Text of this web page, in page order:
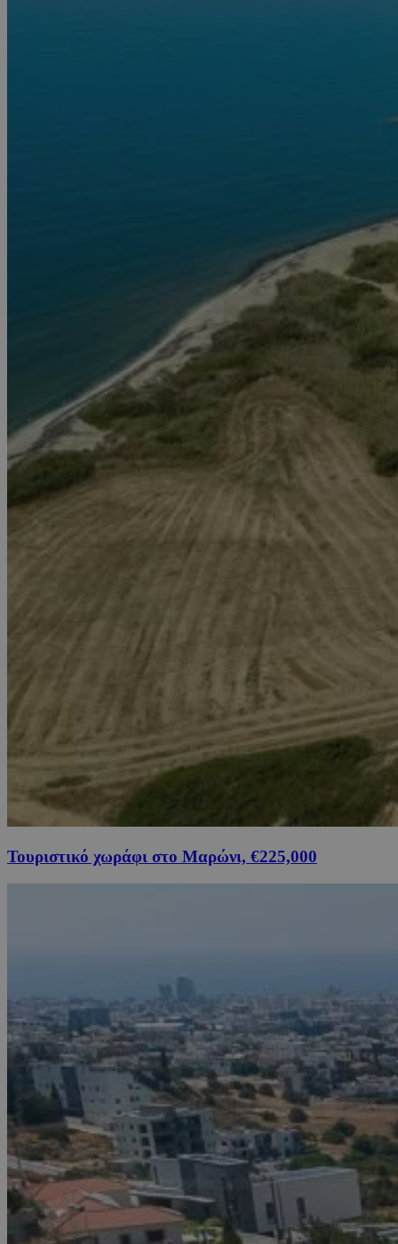
Τουριστικό χωράφι στο Μαρώνι, €225,000